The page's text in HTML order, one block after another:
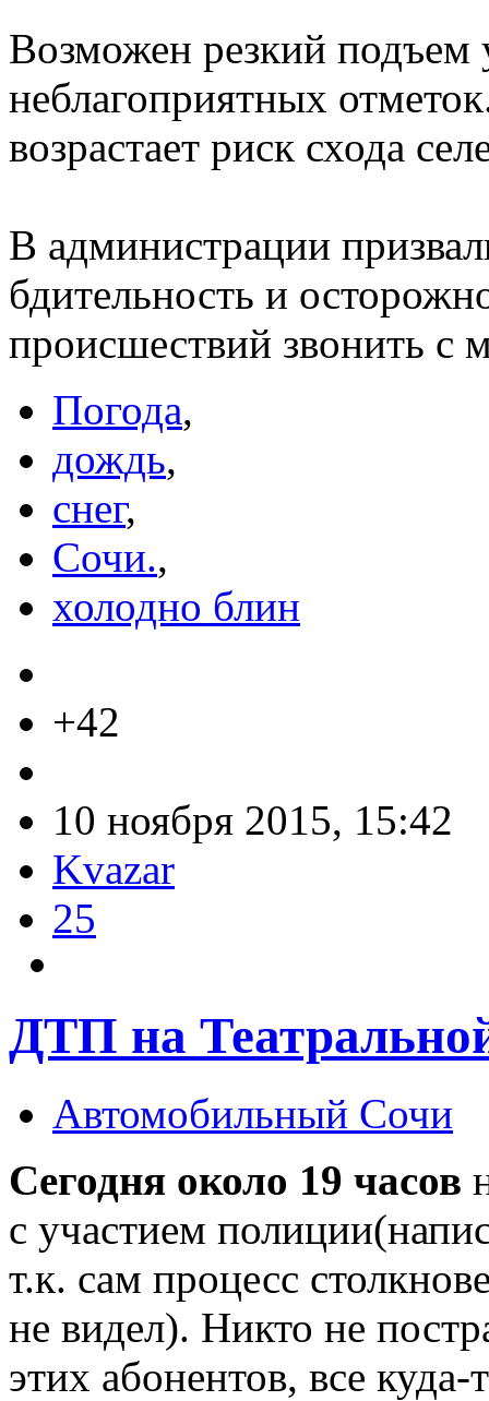
Возможен резкий подъем
неблагоприятных
возрастает риск схода
В администрации
бдительность и
происшествий звонить с
Погода,
дождь,
снег,
Сочи.,
холодно блин
+42
10 ноября 2015, 15:42
Kvazar
25
ДТП на
Автомобильный Сочи
Сегодня около 19 часов
с участием
т.к. сам процесс
не видел). Никто не
этих абонентов, все